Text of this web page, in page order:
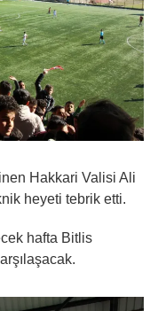
Hakkari Valisi Ali
heyeti tebrik etti.
hafta Bitlis